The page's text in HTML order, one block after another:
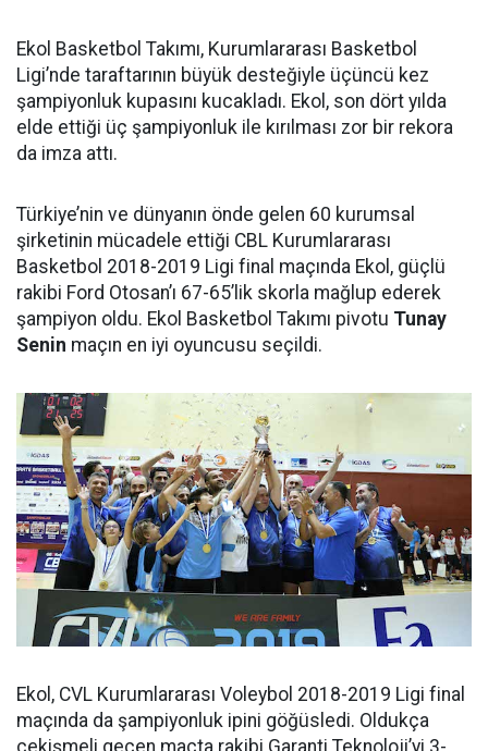
Ekol Basketbol Takımı, Kurumlararası Basketbol
Ligi’nde taraftarının büyük desteğiyle üçüncü kez
şampiyonluk kupasını kucakladı. Ekol, son dört yılda
elde ettiği üç şampiyonluk ile kırılması zor bir rekora
da imza attı.
Türkiye’nin ve dünyanın önde gelen 60 kurumsal
şirketinin mücadele ettiği CBL Kurumlararası
Basketbol 2018-2019 Ligi final maçında Ekol, güçlü
rakibi Ford Otosan’ı 67-65’lik skorla mağlup ederek
şampiyon oldu. Ekol Basketbol Takımı pivotu Tunay
Senin maçın en iyi oyuncusu seçildi.
Ekol, CVL Kurumlararası Voleybol 2018-2019 Ligi final
maçında da şampiyonluk ipini göğüsledi. Oldukça
çekişmeli geçen maçta rakibi Garanti Teknoloji’yi 3-